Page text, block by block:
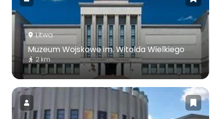
Litwa
Muzeum Wojskowe im. Witolda Wielkiego
2 km